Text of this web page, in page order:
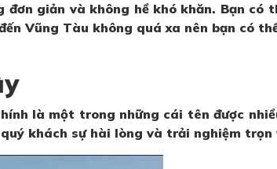
giản và không hề khó khăn. Bạn có
Vũng Tàu không quá xa nên bạn có
là một trong những cái tên được
khách sự hài lòng và trải nghiệm trọn